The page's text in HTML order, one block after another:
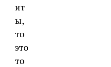
ит
ы,
то
это
то